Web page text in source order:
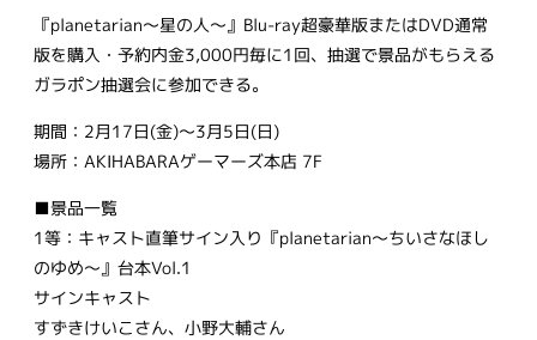
『planetarian～星の人～』Blu-ray超豪華版またはDVD通常
版を購入・予約内金3,000円毎に1回、抽選で景品がもらえる
ガラポン抽選会に参加できる。
期間：2月17日(金)〜3月5日(日)
場所：AKIHABARAゲーマーズ本店 7F
■景品一覧
1等：キャスト直筆サイン入り『planetarian～ちいさなほし
のゆめ～』台本Vol.1
サインキャスト
すずきけいこさん、小野大輔さん